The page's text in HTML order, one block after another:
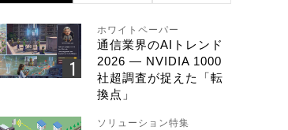
ホワイトペーパー
通信業界のAIトレンド
2026 ― NVIDIA 1000
社超調査が捉えた「転
換点」
ソリューション特集